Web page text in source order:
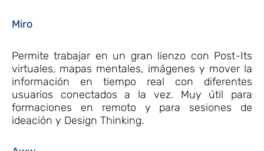
Miro
Permite trabajar en un gran lienzo con Post-Its
virtuales, mapas mentales, imágenes y mover la
información en tiempo real con diferentes
usuarios conectados a la vez. Muy útil para
formaciones en remoto y para sesiones de
ideación y Design Thinking.